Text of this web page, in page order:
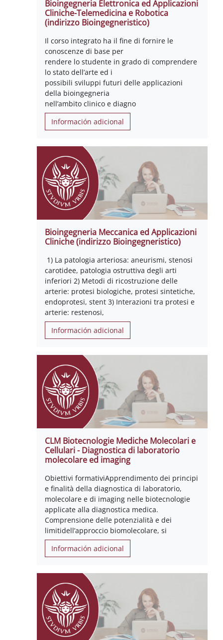
Bioingegneria Elettronica ed Applicazioni
Cliniche-Telemedicina e Robotica
(indirizzo Bioingegneristico)
Il corso integrato ha il fine di fornire le
conoscenze di base per
rendere lo studente in grado di comprendere
lo stato dell’arte ed i
possibili sviluppi futuri delle applicazioni
della bioingegneria
nell’ambito clinico e diagno
Información adicional
Bioingegneria Meccanica ed Applicazioni
Cliniche (indirizzo Bioingegneristico)
1) La patologia arteriosa: aneurismi, stenosi
carotidee, patologia ostruttiva degli arti
inferiori 2) Metodi di ricostruzione delle
arterie: protesi biologiche, protesi sintetiche,
endoprotesi, stent 3) Interazioni tra protesi e
arterie: restenosi,
Información adicional
CLM Biotecnologie Mediche Molecolari e
Cellulari - Diagnostica di laboratorio
molecolare ed imaging
Obiettivi formativiApprendimento dei principi
e finalità della diagnostica di laboratorio,
molecolare e di imaging nelle biotecnologie
applicate alla diagnostica medica.
Comprensione delle potenzialità e dei
limitidell’approccio biomolecolare, si
Información adicional